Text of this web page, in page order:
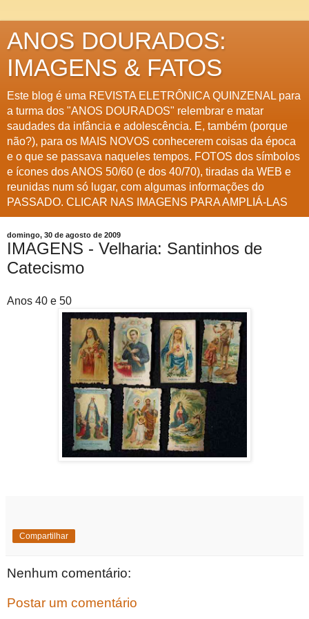
ANOS DOURADOS:
IMAGENS & FATOS
Este blog é uma REVISTA ELETRÔNICA QUINZENAL para
a turma dos "ANOS DOURADOS" relembrar e matar
saudades da infância e adolescência. E, também (porque
não?), para os MAIS NOVOS conhecerem coisas da época
e o que se passava naqueles tempos. FOTOS dos símbolos
e ícones dos ANOS 50/60 (e dos 40/70), tiradas da WEB e
reunidas num só lugar, com algumas informações do
PASSADO. CLICAR NAS IMAGENS PARA AMPLIÁ-LAS
domingo, 30 de agosto de 2009
IMAGENS - Velharia: Santinhos de
Catecismo
Anos 40 e 50
Compartilhar
Nenhum comentário:
Postar um comentário